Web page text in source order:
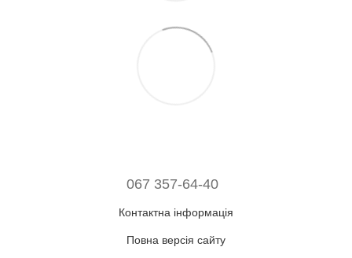
067 357-64-40
Контактна інформація
Повна версія сайту